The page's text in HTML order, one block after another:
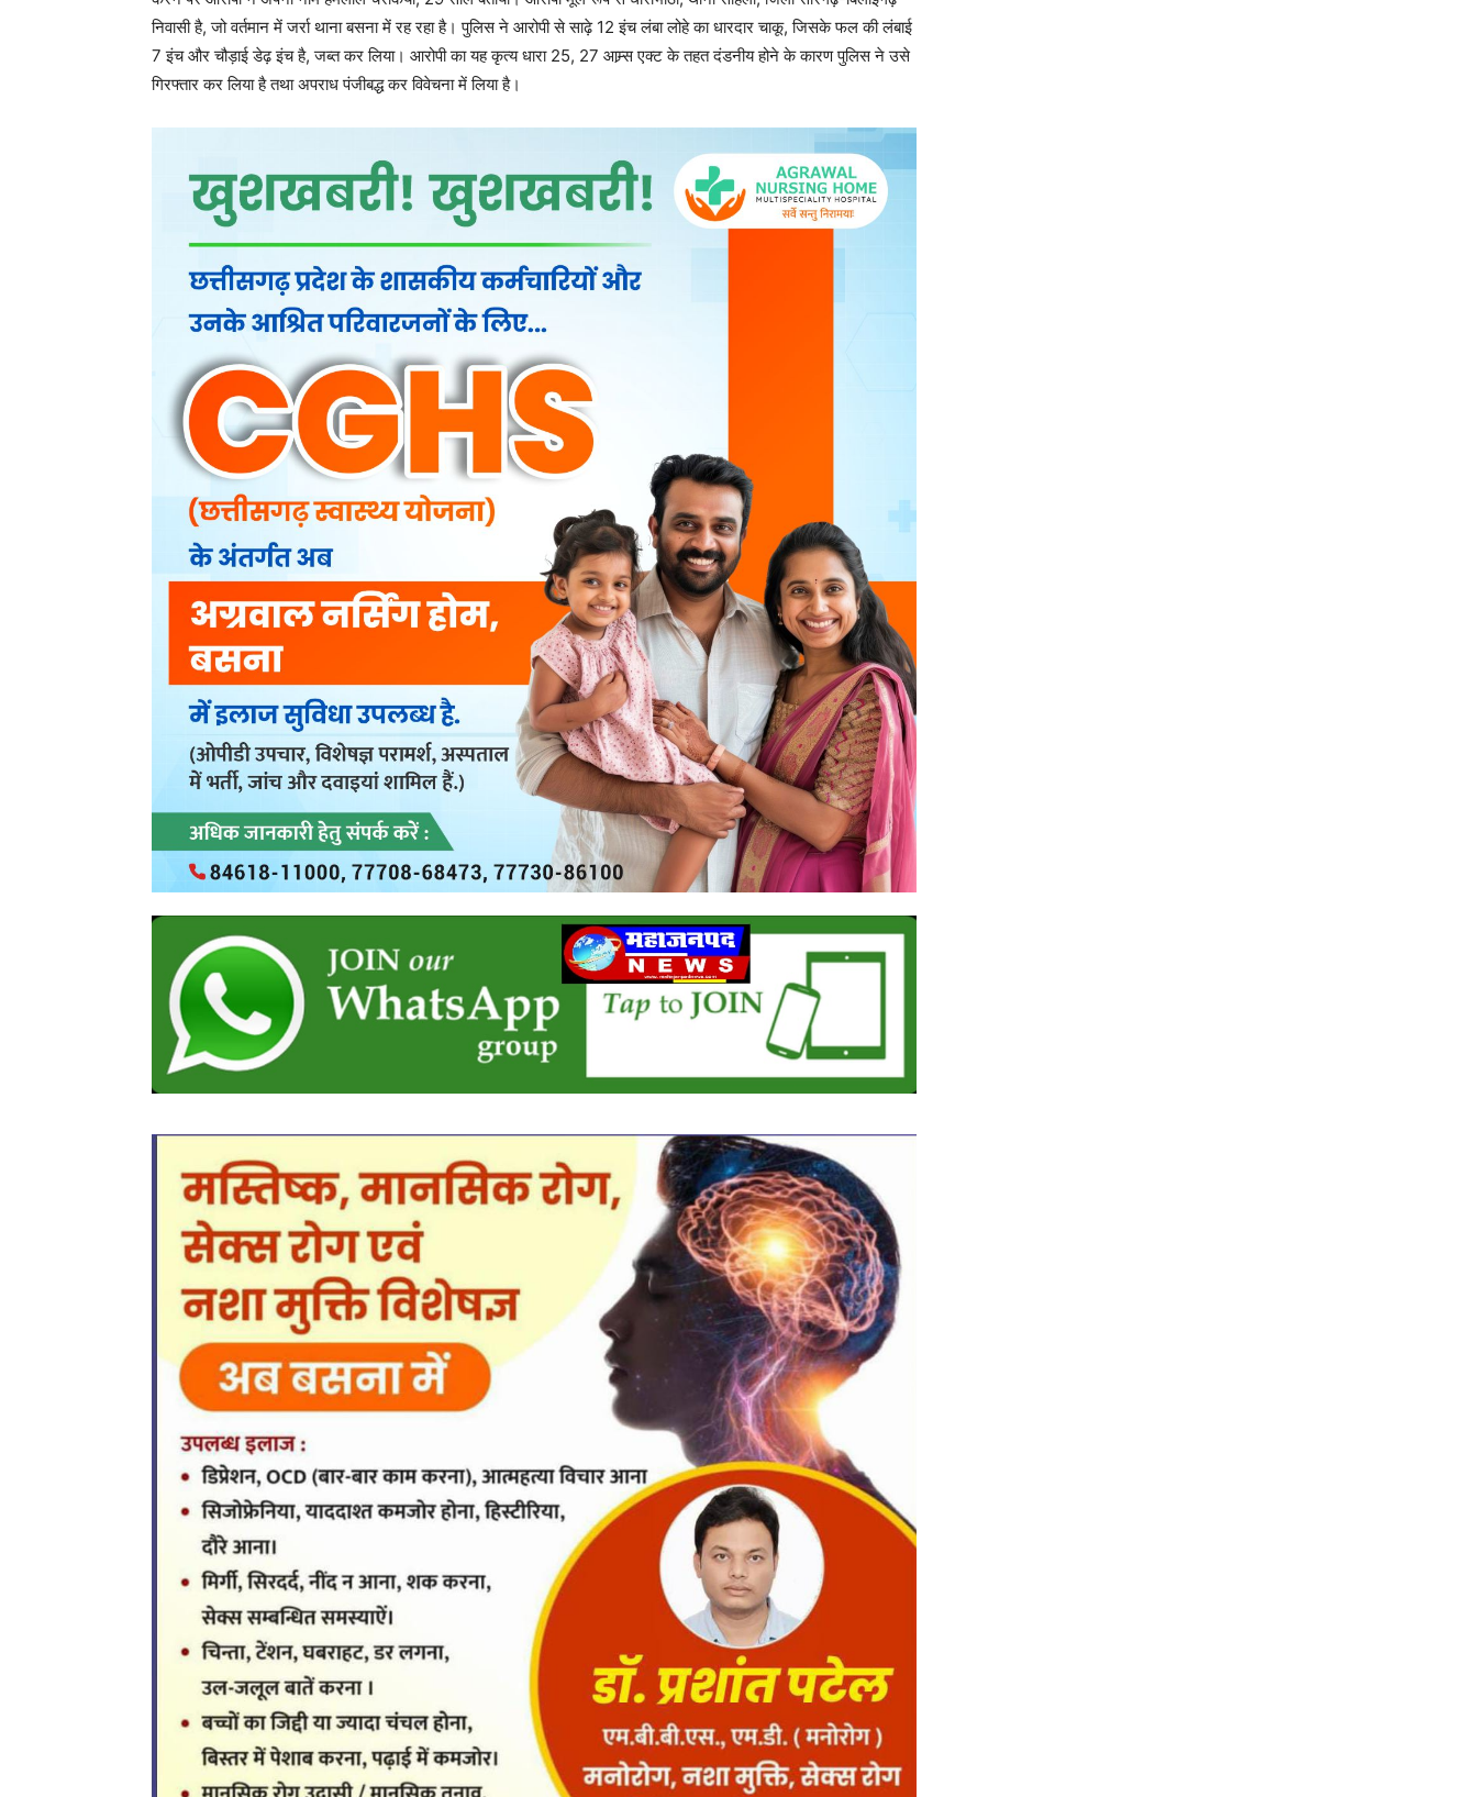
निवासी है, जो वर्तमान में जर्रा थाना बसना में रह रहा है। पुलिस ने आरोपी से साढ़े 12 इंच लंबा लोहे का धारदार चाकू, जिसके फल की लंबाई
7 इंच और चौड़ाई डेढ़ इंच है, जब्त कर लिया। आरोपी का यह कृत्य धारा 25, 27 आम्र्स एक्ट के तहत दंडनीय होने के कारण पुलिस ने उसे
गिरफ्तार कर लिया है तथा अपराध पंजीबद्ध कर विवेचना में लिया है।